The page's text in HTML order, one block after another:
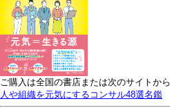
ご購入は全国の書店または次のサイトから
人や組織を元気にするコンサル48選名鑑